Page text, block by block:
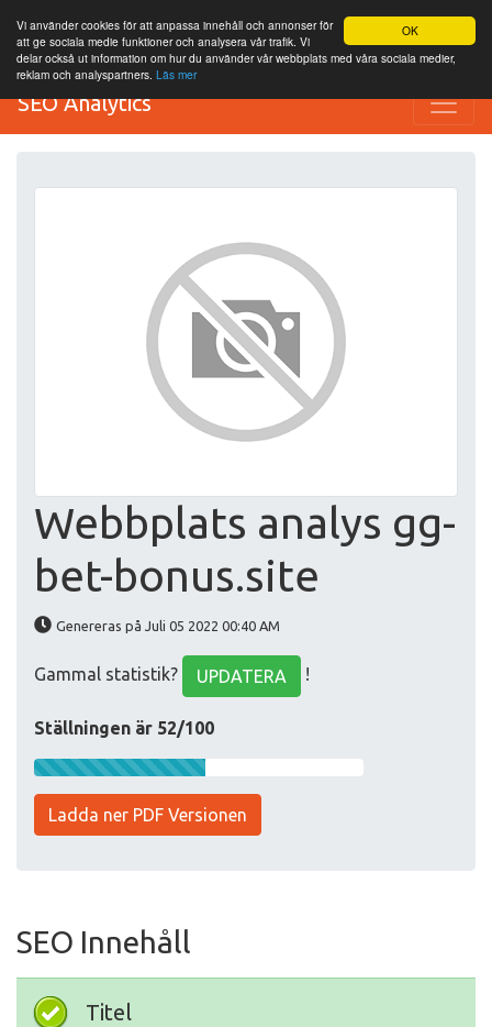
OK
Vi använder cookies för att anpassa innehåll och annonser för
att ge sociala medie funktioner och analysera vår trafik. Vi
delar också ut information om hur du använder vår webbplats med våra sociala medier,
reklam och analyspartners. Läs mer
SEO Analytics
Webbplats analys gg-
bet-bonus.site
Genereras på Juli 05 2022 00:40 AM
Gammal statistik? UPDATERA !
Ställningen är 52/100
Ladda ner PDF Versionen
SEO Innehåll
Titel